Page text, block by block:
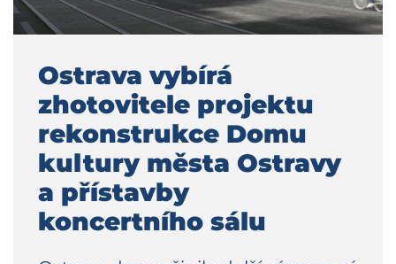
Ostrava vybírá
zhotovitele projektu
rekonstrukce Domu
kultury města Ostravy
a přístavby
koncertního sálu